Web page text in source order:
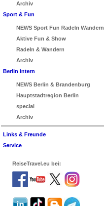
Archiv
Sport & Fun
NEWS Sport Fun Radeln Wandern
Aktive Fun & Show
Radeln & Wandern
Archiv
Berlin intern
NEWS Berlin & Brandenburg
Hauptstadtregion Berlin
special
Archiv
Links & Freunde
Service
ReiseTravel.eu bei: